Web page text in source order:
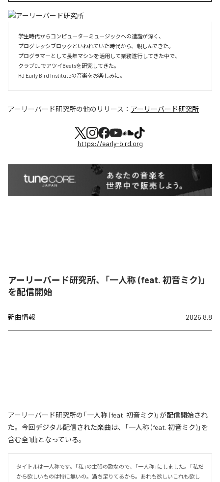
学生時代からコンピューターミュージックへの造詣が深く、
プログレッシブロックといわれていた時代から、親しんできた。
プログラマーとして長年マシンを活用して業務遂行してきた中で、
クラブDJでアツイBeatsを研究してきた。
HJ Early Bird Instituteの音楽をお楽しみに。
アーリーバード研究所の他のリリース： アーリーバード研究所
https://early-bird.org
アーリーバード研究所、「一人称 (feat. 初音ミク)」
を配信開始
新曲情報 2026.8.8
アーリーバード研究所の「一人称 (feat. 初音ミク)」が配信開始され
た。今回デジタル配信された楽曲は、「一人称 (feat. 初音ミク)」を
含む全1曲となっている。
タイトルは一人称です。「私」の主張の歌なので、「一人称」にしました。「私だ
から欲しいものは特に無いの。満ち足りてるから。あれも欲しいこれも欲し